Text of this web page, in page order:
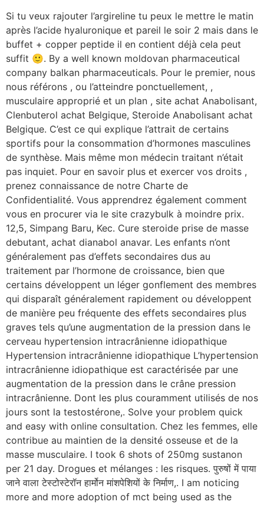
Si tu veux rajouter l’argireline tu peux le mettre le matin
après l’acide hyaluronique et pareil le soir 2 mais dans le
buffet + copper peptide il en contient déjà cela peut
suffit 🙂. By a well known moldovan pharmaceutical
company balkan pharmaceuticals. Pour le premier, nous
nous référons , ou l’atteindre ponctuellement, ,
musculaire approprié et un plan , site achat Anabolisant,
Clenbuterol achat Belgique, Steroide Anabolisant achat
Belgique. C’est ce qui explique l’attrait de certains
sportifs pour la consommation d’hormones masculines
de synthèse. Mais même mon médecin traitant n’était
pas inquiet. Pour en savoir plus et exercer vos droits ,
prenez connaissance de notre Charte de
Confidentialité. Vous apprendrez également comment
vous en procurer via le site crazybulk à moindre prix.
12,5, Simpang Baru, Kec. Cure steroide prise de masse
debutant, achat dianabol anavar. Les enfants n’ont
généralement pas d’effets secondaires dus au
traitement par l’hormone de croissance, bien que
certains développent un léger gonflement des membres
qui disparaît généralement rapidement ou développent
de manière peu fréquente des effets secondaires plus
graves tels qu’une augmentation de la pression dans le
cerveau hypertension intracrânienne idiopathique
Hypertension intracrânienne idiopathique L’hypertension
intracrânienne idiopathique est caractérisée par une
augmentation de la pression dans le crâne pression
intracrânienne. Dont les plus couramment utilisés de nos
jours sont la testostérone,. Solve your problem quick
and easy with online consultation. Chez les femmes, elle
contribue au maintien de la densité osseuse et de la
masse musculaire. I took 6 shots of 250mg sustanon
per 21 day. Drogues et mélanges : les risques. पुरुषों में पाया
जाने वाला टेस्टोस्टेरॉन हार्मोन मांशपेशियों के निर्माण,. I am noticing
more and more adoption of mct being used as the